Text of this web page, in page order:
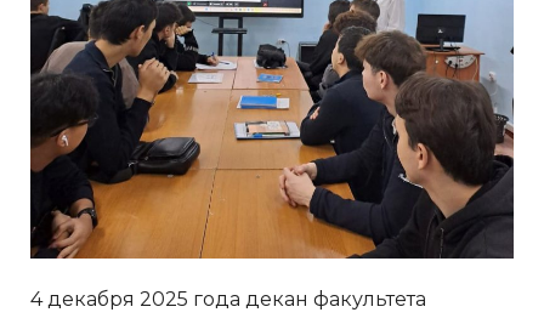
4 декабря 2025 года декан факультета